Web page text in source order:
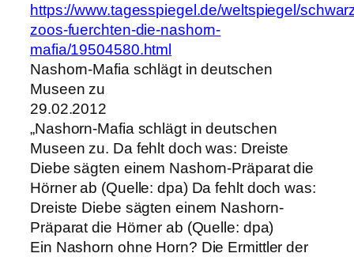
https://www.tagesspiegel.de/weltspiegel/
zoos-fuerchten-die-nashorn-
mafia/19504580.html
Nashorn-Mafia schlägt in deutschen
Museen zu
29.02.2012
„Nashorn-Mafia schlägt in deutschen
Museen zu. Da fehlt doch was: Dreiste
Diebe sägten einem Nashorn-Präparat die
Hörner ab (Quelle: dpa) Da fehlt doch was:
Dreiste Diebe sägten einem Nashorn-
Präparat die Hörner ab (Quelle: dpa)
Ein Nashorn ohne Horn? Die Ermittler der